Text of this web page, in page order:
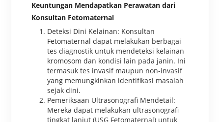
Keuntungan Mendapatkan Perawatan dari
Konsultan Fetomaternal
Deteksi Dini Kelainan: Konsultan
Fetomaternal dapat melakukan berbagai
tes diagnostik untuk mendeteksi kelainan
kromosom dan kondisi lain pada janin. Ini
termasuk tes invasif maupun non-invasif
yang memungkinkan identifikasi masalah
sejak dini.
Pemeriksaan Ultrasonografi Mendetail:
Mereka dapat melakukan ultrasonografi
tingkat lanjut (USG Fetomaternal) untuk